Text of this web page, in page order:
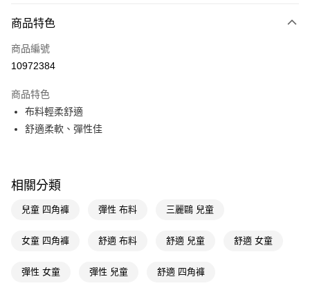
POYA支付
信用卡一次付款
LINE Pay
Apple Pay
悠遊付
Google Pay
AFTEE先享後付
【關於「AFTEE先享後付」】
即享券
商品特色
商品編號
10972384
商品特色
布料輕柔舒適
舒適柔軟、彈性佳
相關分類
兒童 四角褲 彈性 布料 三麗鷗 兒童
女童 四角褲 舒適 布料 舒適 兒童 舒適 女童
彈性 女童 彈性 兒童 舒適 四角褲